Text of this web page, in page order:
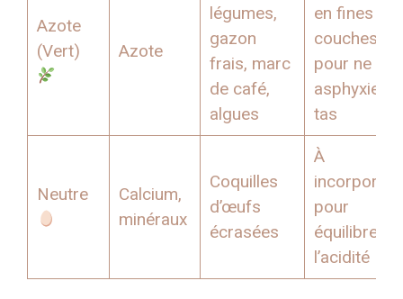
Azote
(Vert)
Azote
légumes,
gazon
frais, marc
de café,
algues
en fines
couches
pour ne pas
asphyxier le
tas
Neutre
Calcium,
minéraux
Coquilles
d’œufs
écrasées
À
incorporer
pour
équilibrer
l’acidité